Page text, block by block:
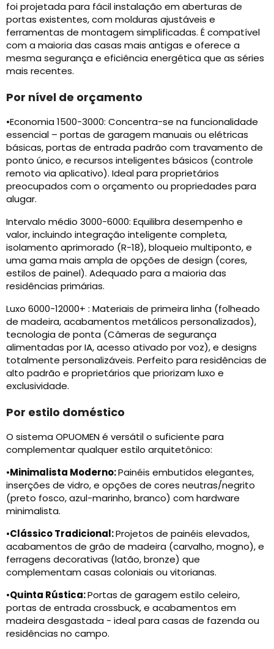
foi projetada para fácil instalação em aberturas de
portas existentes, com molduras ajustáveis ​​e
ferramentas de montagem simplificadas. É compatível
com a maioria das casas mais antigas e oferece a
mesma segurança e eficiência energética que as séries
mais recentes.
Por nível de orçamento
•Economia 1500-3000: Concentra-se na funcionalidade
essencial – portas de garagem manuais ou elétricas
básicas, portas de entrada padrão com travamento de
ponto único, e recursos inteligentes básicos (controle
remoto via aplicativo). Ideal para proprietários
preocupados com o orçamento ou propriedades para
alugar.
Intervalo médio 3000-6000: Equilibra desempenho e
valor, incluindo integração inteligente completa,
isolamento aprimorado (R-18), bloqueio multiponto, e
uma gama mais ampla de opções de design (cores,
estilos de painel). Adequado para a maioria das
residências primárias.
Luxo 6000-12000+ : Materiais de primeira linha (folheado
de madeira, acabamentos metálicos personalizados),
tecnologia de ponta (Câmeras de segurança
alimentadas por IA, acesso ativado por voz), e designs
totalmente personalizáveis. Perfeito para residências de
alto padrão e proprietários que priorizam luxo e
exclusividade.
Por estilo doméstico
O sistema OPUOMEN é versátil o suficiente para
complementar qualquer estilo arquitetônico:
•Minimalista Moderno:Painéis embutidos elegantes,
inserções de vidro, e opções de cores neutras/negrito
(preto fosco, azul-marinho, branco) com hardware
minimalista.
•Clássico Tradicional:Projetos de painéis elevados,
acabamentos de grão de madeira (carvalho, mogno), e
ferragens decorativas (latão, bronze) que
complementam casas coloniais ou vitorianas.
•Quinta Rústica:Portas de garagem estilo celeiro,
portas de entrada crossbuck, e acabamentos em
madeira desgastada - ideal para casas de fazenda ou
residências no campo.